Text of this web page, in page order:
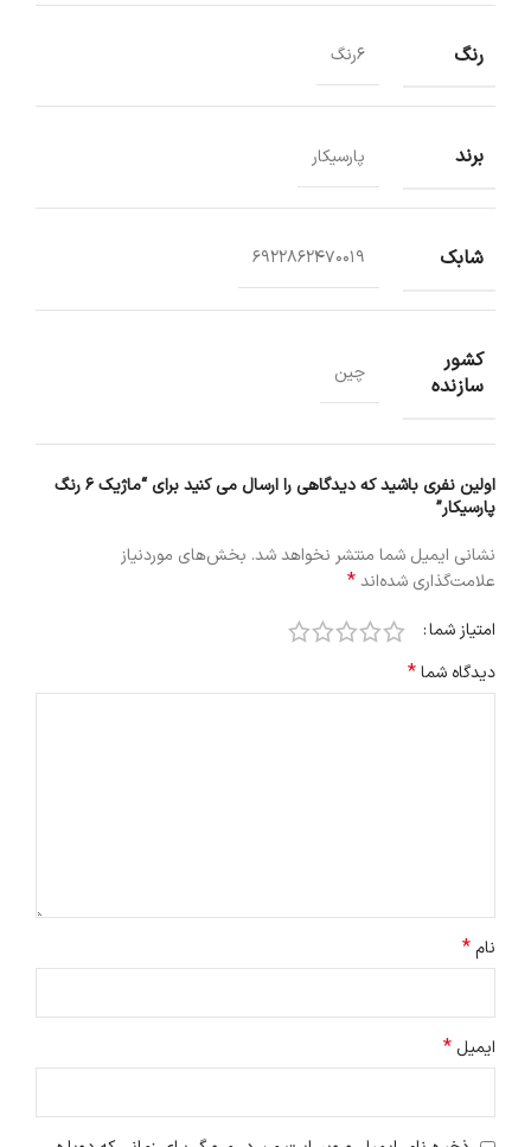
رنگ 6رنگ
برند پارسیکار
شابک 6922862470019
کشور
سازنده
چین
اولین نفری باشید که دیدگاهی را ارسال می کنید برای “ماژیک 6 رنگ
پارسیکار”
نشانی ایمیل شما منتشر نخواهد شد. بخش‌های موردنیاز
علامت‌گذاری شده‌اند*
امتیاز شما
دیدگاه شما*
نام*
ایمیل*